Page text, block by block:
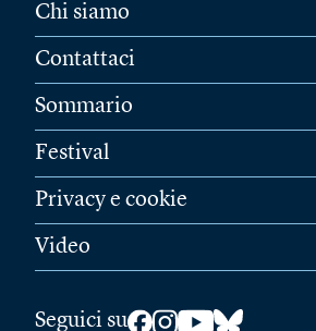
Chi siamo
Contattaci
Sommario
Festival
Privacy e cookie
Video
Seguici su